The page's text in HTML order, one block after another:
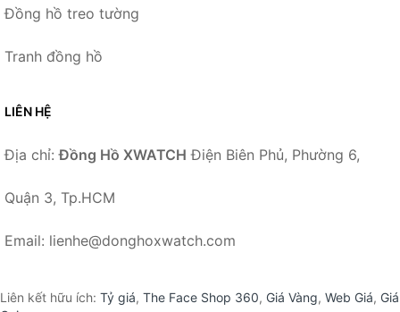
Đồng hồ treo tường
Tranh đồng hồ
LIÊN HỆ
Địa chỉ:Đồng Hồ XWATCH Điện Biên Phủ, Phường 6,
Quận 3, Tp.HCM
Email: lienhe@donghoxwatch.com
Liên kết hữu ích: Tỷ giá, The Face Shop 360, Giá Vàng, Web Giá, Giá